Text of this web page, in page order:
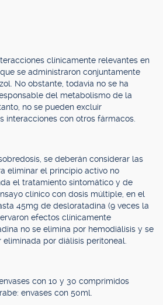
clínicamente relevantes en
se administraron conjuntamente
No obstante, todavía no se ha
del metabolismo de la
no se pueden excluir
interacciones con otros fármacos.
se deberán considerar las
eliminar el principio activo no
el tratamiento sintomático y de
clínico con dosis múltiple, en el
45mg de desloratadina (9 veces la
efectos clínicamente
no se elimina por hemodiálisis y se
por diálisis peritoneal.
con 10 y 30 comprimidos
envases con 50ml.